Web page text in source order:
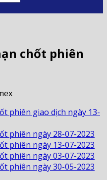
chốt phiên
phiên giao dịch ngày 13-
phiên ngày 28-07-2023
phiên ngày 13-07-2023
phiên ngày 03-07-2023
phiên ngày 30-05-2023